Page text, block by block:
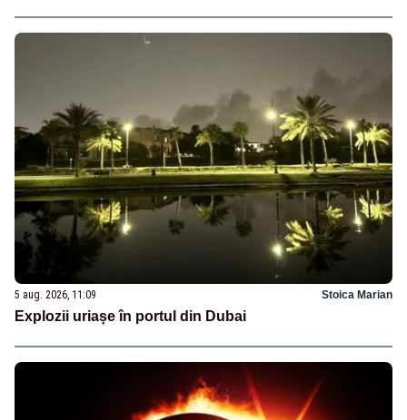
5 aug. 2026, 11:09 Stoica Marian
Explozii uriașe în portul din Dubai